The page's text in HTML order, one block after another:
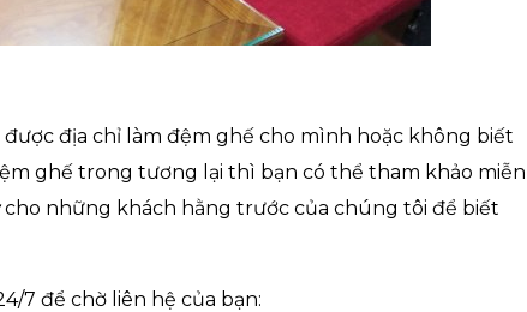
địa chỉ làm đệm ghế cho mình hoặc không biết
ghế trong tương lại thì bạn có thể tham khảo miễn
cho những khách hằng trước của chúng tôi để biết
7 để chờ liên hệ của bạn: